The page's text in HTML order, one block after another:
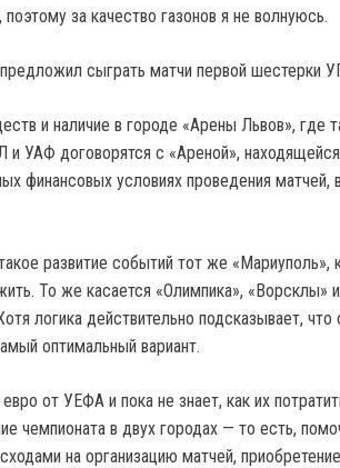
за качество газонов я не волнуюсь.
сыграть матчи первой шестерки
и наличие в городе «Арены Львов», где
и УАФ договорятся с «Ареной»,
финансовых условиях проведения матчей,
развитие событий тот же «Мариуполь»,
То же касается «Олимпика», «Ворсклы»
логика действительно подсказывает, что
оптимальный вариант.
от УЕФА и пока не знает, как их
чемпионата в двух городах — то есть,
на организацию матчей,